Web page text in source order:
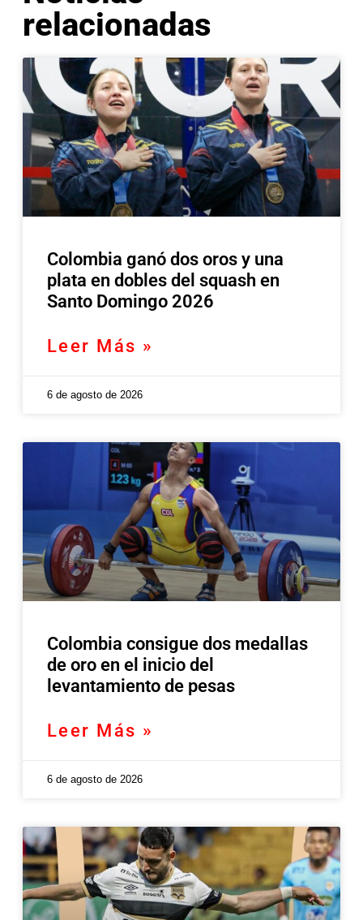
relacionadas
Colombia ganó dos oros y una
plata en dobles del squash en
Santo Domingo 2026
Leer Más »
6 de agosto de 2026
Colombia consigue dos medallas
de oro en el inicio del
levantamiento de pesas
Leer Más »
6 de agosto de 2026